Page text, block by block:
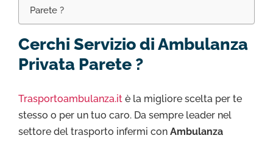
Parete ?
Cerchi Servizio di Ambulanza
Privata Parete ?
Trasportoambulanza.it è la migliore scelta per te
stesso o per un tuo caro. Da sempre leader nel
settore del trasporto infermi con Ambulanza